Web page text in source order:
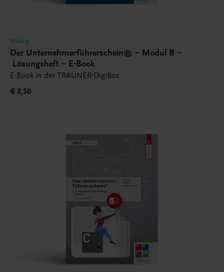
Bildung
Der Unternehmerführerschein® – Modul B –
Lösungsheft – E-Book
E-Book in der TRAUNER-DigiBox
€ 8,50